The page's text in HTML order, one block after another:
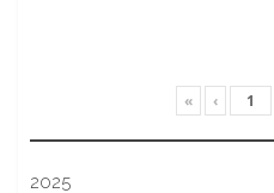
« ‹
2025